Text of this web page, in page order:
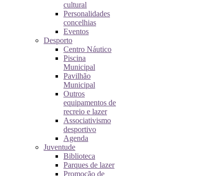
cultural
Personalidades
concelhias
Eventos
Desporto
Centro Náutico
Piscina
Municipal
Pavilhão
Municipal
Outros
equipamentos de
recreio e lazer
Associativismo
desportivo
Agenda
Juventude
Biblioteca
Parques de lazer
Promoção de